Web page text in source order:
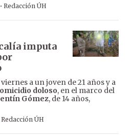
· Redacción ÚH
imputa
a un joven de 21 años y a
doloso, en el marco del
Gómez, de 14 años,
Redacción ÚH